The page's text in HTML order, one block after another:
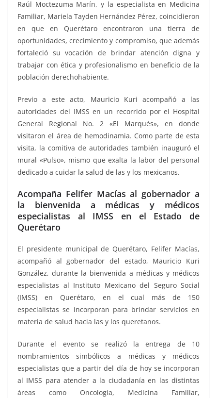
Raúl Moctezuma Marín, y la especialista en Medicina
Familiar, Mariela Tayden Hernández Pérez, coincidieron
en que en Querétaro encontraron una tierra de
oportunidades, crecimiento y compromiso, que además
fortaleció su vocación de brindar atención digna y
trabajar con ética y profesionalismo en beneficio de la
población derechohabiente.
Previo a este acto, Mauricio Kuri acompañó a las
autoridades del IMSS en un recorrido por el Hospital
General Regional No. 2 «El Marqués», en donde
visitaron el área de hemodinamia. Como parte de esta
visita, la comitiva de autoridades también inauguró el
mural «Pulso», mismo que exalta la labor del personal
dedicado a cuidar la salud de las y los mexicanos.
Acompaña Felifer Macías al gobernador a
la bienvenida a médicas y médicos
especialistas al IMSS en el Estado de
Querétaro
El presidente municipal de Querétaro, Felifer Macías,
acompañó al gobernador del estado, Mauricio Kuri
González, durante la bienvenida a médicas y médicos
especialistas al Instituto Mexicano del Seguro Social
(IMSS) en Querétaro, en el cual más de 150
especialistas se incorporan para brindar servicios en
materia de salud hacia las y los queretanos.
Durante el evento se realizó la entrega de 10
nombramientos simbólicos a médicas y médicos
especialistas que a partir del día de hoy se incorporan
al IMSS para atender a la ciudadanía en las distintas
áreas como Oncología, Medicina Familiar,